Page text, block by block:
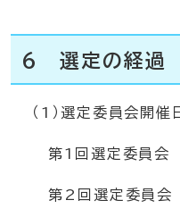
6 選定の経過
（1）選定委員会開催
第1回選定委員会
第2回選定委員会